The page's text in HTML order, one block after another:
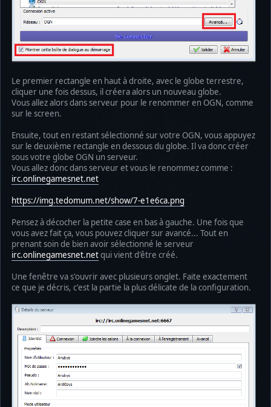
Le premier rectangle en haut à droite, avec le globe terrestre,
cliquer une fois dessus, il créera alors un nouveau globe.
Vous allez alors dans serveur pour le renommer en OGN, comme
sur le screen.
Ensuite, tout en restant sélectionné sur votre OGN, vous appuyez
sur le deuxième rectangle en dessous du globe. Il va donc créer
sous votre globe OGN un serveur.
Vous allez donc dans serveur et vous le renommez comme :
irc.onlinegamesnet.net
https://img.tedomum.net/show/7-e1e6ca.png
Pensez à décocher la petite case en bas à gauche. Une fois que
vous avez fait ça, vous pouvez cliquer sur avancé... Tout en
prenant soin de bien avoir sélectionné le serveur
irc.onlinegamesnet.netqui vient d'être créé.
Une fenêtre va s'ouvrir avec plusieurs onglet. Faite exactement
ce que je décris, c'est la partie la plus délicate de la configuration.